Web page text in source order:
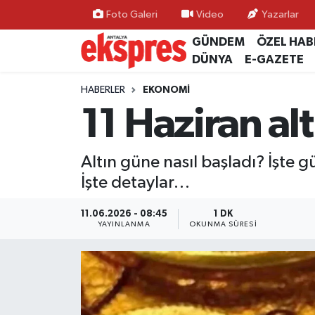
Foto Galeri Video Yazarlar
GÜNDEM ÖZEL
DÜNYA
E-GAZETE
HABERLER EKONOMİ
11 Haziran
Altın güne nasıl başladı? İşte
İşte detaylar…
11.06.2026 - 08:45
YAYINLANMA
1 DK
OKUNMA SÜRESI
ÖZEL HABER
GÜNDEM
EKONOMİ
SİYASET
SAĞLIK
Nöbetçi Eczaneler
Hava Durumu
Süper Lig Puan Durumu ve Fikstür
Haber Arşivi